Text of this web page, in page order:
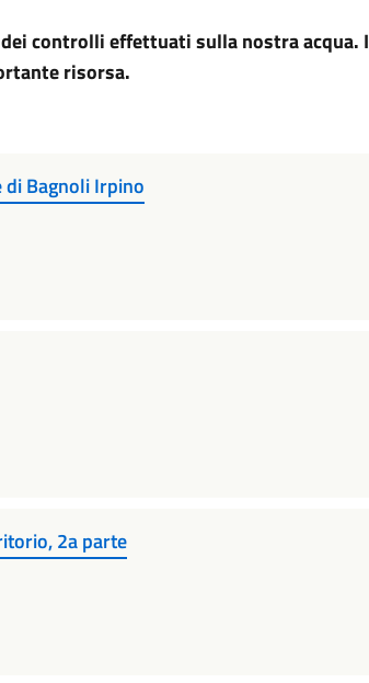
controlli effettuati sulla nostra acqua.
risorsa.
Bagnoli Irpino
2a parte